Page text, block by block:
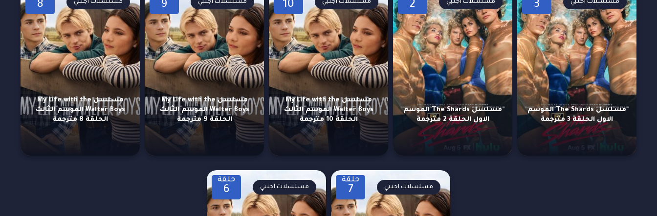
3
مسلسل The Shards الموسم
الاول الحلقة 3 مترجمة
مسلسلات اجنبي 2
مسلسل The Shards الموسم
الاول الحلقة 2 مترجمة
مسلسلات اجنبي 10
مسلسل My Life with the
Walter Boys الموسم الثالث
الحلقة 10 مترجمة
مسلسلات اجنبي 9
مسلسل My Life with the
Walter Boys الموسم الثالث
الحلقة 9 مترجمة
مسلسلات اجنبي 8
مسلسل My Life with the
Walter Boys الموسم الثالث
الحلقة 8 مترجمة
مسلسلات اجنبي
حلقة
7 مسلسلات اجنبي
حلقة
6 مسلسلات اجنبي